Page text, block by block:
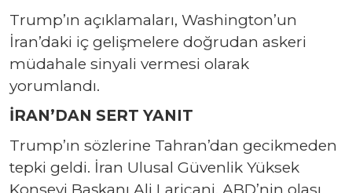
Trump’ın açıklamaları, Washington’un
İran’daki iç gelişmelere doğrudan askeri
müdahale sinyali vermesi olarak
yorumlandı.
İRAN’DAN SERT YANIT
Trump’ın sözlerine Tahran’dan gecikmeden
tepki geldi. İran Ulusal Güvenlik Yüksek
Konseyi Başkanı Ali Laricani, ABD’nin olası